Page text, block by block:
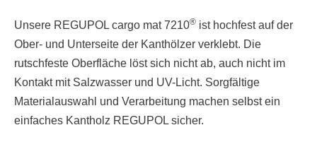
Unsere REGUPOL cargo mat 7210® ist hochfest auf der
Ober- und Unterseite der Kanthölzer verklebt. Die
rutschfeste Oberfläche löst sich nicht ab, auch nicht im
Kontakt mit Salzwasser und UV-Licht. Sorgfältige
Materialauswahl und Verarbeitung machen selbst ein
einfaches Kantholz REGUPOL sicher.